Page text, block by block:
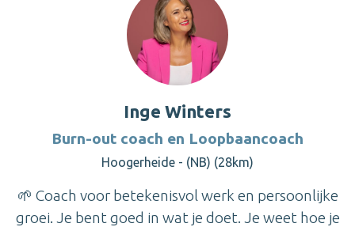
Inge Winters
Burn-out coach en Loopbaancoach
Hoogerheide - (NB) (28km)
🌱 Coach voor betekenisvol werk en persoonlijke
groei. Je bent goed in wat je doet. Je weet hoe je